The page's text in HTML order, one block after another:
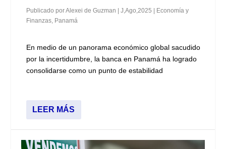
Publicado porAlexei de Guzman |J,Ago,2025 | Economía y
Finanzas Panamá
En medio de un panorama económico global sacudido
por la incertidumbre, la banca en Panamá ha logrado
consolidarse como un punto de estabilidad
LEER MÁS